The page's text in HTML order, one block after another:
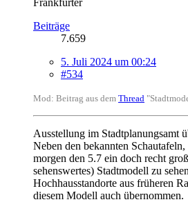
Beiträge
7.659
5. Juli 2024 um 00:24
#534
Mod: Beitrag aus dem Thread
Ausstellung im Stadtplanungsamt
Neben den bekannten
morgen den 5.7 ein doch recht
sehenswertes) Stadtmodell zu
Hochhausstandorte aus früheren
diesem Modell auch übernommen.